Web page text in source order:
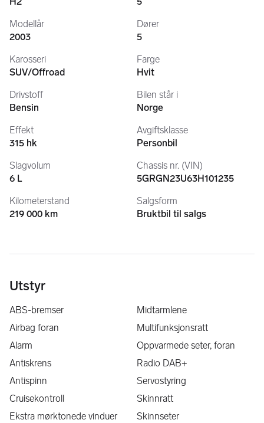
- Luftfilter
- Nye kontroller til bilen
- Motstand viftemotor
- Nye Nokian Hakapelitta vinterdekk med pigg (verdi 20.000
Bilen er EU godkjent 25.06.2025
Neste EU kontroll 09.08.2027
4X4
Automat
Skinn interiør
El. seter m/memory
LED lys
Cruise control
Stigtrinn
Hengerfeste
Varme i seter
Multiratt
Armlener
Kjørecomputer
Klimaautomat
Hvite instrumenter
Modellår
2003
Karosseri
SUV/Offroad
Drivstoff
Bensin
Effekt
315 hk
Slagvolum
6 L
Kilometerstand
219 000 km
Dører
5
Farge
Hvit
Bilen står i
Norge
Avgiftsklasse
Personbil
Chassis nr. (VIN)
5GRGN23U63H101235
Salgsform
Bruktbil til salgs
Utstyr
ABS-bremser
Airbag foran
Alarm
Antiskrens
Antispinn
Cruisekontroll
Ekstra mørktonede vinduer
Midtarmlene
Multifunksjonsratt
Oppvarmede seter, foran
Radio DAB+
Servostyring
Skinnratt
Skinnseter